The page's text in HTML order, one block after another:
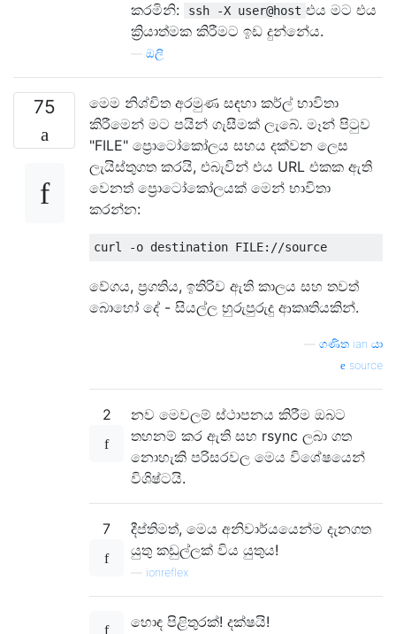
කරමිනි:
ssh -X user@host එය මට එය
ක්‍රියාත්මක කිරීමට ඉඩ දුන්නේය.
ඔලි
75
මෙම නිශ්චිත අරමුණ සඳහා කර්ල් භාවිතා
කිරීමෙන් මට පයින් ගැසීමක් ලැබේ. මෑන් පිටුව
"FILE" ප්‍රොටෝකෝලය සහය දක්වන ලෙස
ලැයිස්තුගත කරයි, එබැවින් එය URL එකක ඇති
වෙනත් ප්‍රොටෝකෝලයක් මෙන් භාවිතා
කරන්න:
වේගය, ප්‍රගතිය, ඉතිරිව ඇති කාලය සහ තවත්
බොහෝ දේ - සියල්ල හුරුපුරුදු ආකෘතියකින්.
ගණිත ian යා
source
2
නව මෙවලම් ස්ථාපනය කිරීම ඔබට
තහනම් කර ඇති සහ rsync ලබා ගත
නොහැකි පරිසරවල මෙය විශේෂයෙන්
විශිෂ්ටයි.
7
දීප්තිමත්, මෙය අනිවාර්යයෙන්ම දැනගත
යුතු කඩුල්ලක් විය යුතුය!
ionreflex
හොඳ පිළිතුරක්! දක්ෂයි!